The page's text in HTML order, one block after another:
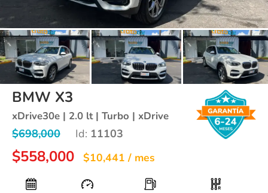
BMW X3
xDrive30e | 2.0 lt | Turbo | xDrive
$698,000 Id: 11103
$558,000 $10,441 / mes